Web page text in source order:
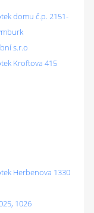
domu č.p. 2151-
s.r.o
Kroftova 415
Herbenova 1330
1026